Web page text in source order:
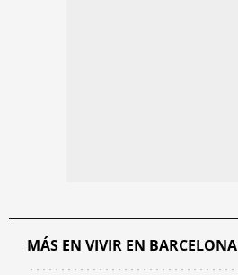
MÁS EN VIVIR EN BARCELONA